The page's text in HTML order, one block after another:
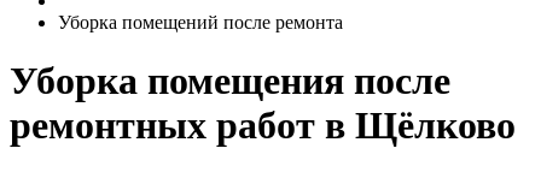
Уборка помещений после ремонта
Уборка помещения после
ремонтных работ в Щёлково